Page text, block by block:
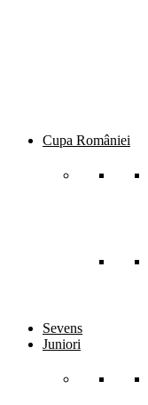
Cupa României
Sevens
Juniori